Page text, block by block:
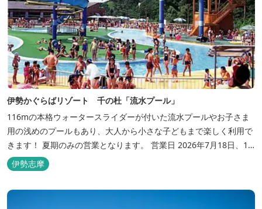
伊勢かぐらばリゾート 千の杜「流水プール」
116mの本格ウォータースライダーが付いた流水プールやお子さま
用の浅めのプールもあり、大人から小さな子どもまで楽しく利用で
きます！ 夏期のみの営業となります。 営業日 2026年7月18日、19
日、20日、25日、26日、8月1日、2日、8日～16日、22日、23日
三重県おすすめ海水浴場ビーチ特集はこちら🏖
伊勢志摩